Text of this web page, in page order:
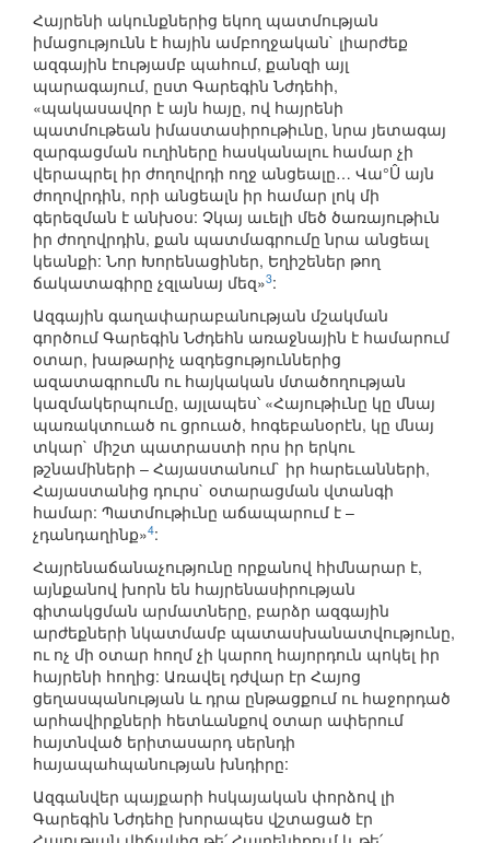
Հայրենի ակունքներից եկող պատմության
իմացությունն է հային ամբողջական` լիարժեք
ազգային էությամբ պահում, քանզի այլ
պարագայում, ըստ Գարեգին Նժդեհի,
«պակասավոր է այն հայը, ով հայրենի
պատմութեան իմաստասիրութիւնը, նրա յետագայ
զարգացման ուղիները հասկանալու համար չի
վերապրել իր ժողովրդի ողջ անցեալը… Վա°Û այն
ժողովրդին, որի անցեալն իր համար լոկ մի
գերեզման է անխօս: Չկայ աւելի մեծ ծառայութիւն
իր ժողովրդին, քան պատմագրումը նրա անցեալ
կեանքի: Նոր Խորենացիներ, Եղիշեներ թող
ճակատագիրը չզլանայ մեզ»3:
Ազգային գաղափարաբանության մշակման
գործում Գարեգին Նժդեհն առաջնային է համարում
օտար, խաթարիչ ազդեցություններից
ազատագրումն ու հայկական մտածողության
կազմակերպումը, այլապես՝ «Հայութիւնը կը մնայ
պառակտուած ու ցրուած, հոգեբանօրէն, կը մնայ
տկար` միշտ պատրաստի որս իր երկու
թշնամիների – Հայաստանում` իր հարեւանների,
Հայաստանից դուրս` օտարացման վտանգի
համար: Պատմութիւնը աճապարում է –
չդանդաղինք»4:
Հայրենաճանաչությունը որքանով հիմնարար է,
այնքանով խորն են հայրենասիրության
գիտակցման արմատները, բարձր ազգային
արժեքների նկատմամբ պատասխանատվությունը,
ու ոչ մի օտար հողմ չի կարող հայորդուն պոկել իր
հայրենի հողից: Առավել դժվար էր Հայոց
ցեղասպանության և դրա ընթացքում ու հաջորդած
արհավիրքների հետևանքով օտար ափերում
հայտնված երիտասարդ սերնդի
հայապահպանության խնդիրը:
Ազգանվեր պայքարի հսկայական փորձով լի
Գարեգին Նժդեհը խորապես վշտացած էր